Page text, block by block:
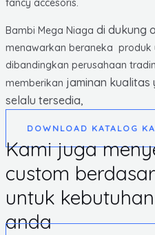
fancy accesoris.
Bambi Mega Niaga di dukung
menawarkan beraneka produk
dibandingkan perusahaan
memberikan jaminan kualitas
selalu tersedia,
DOWNLOAD KATALOG
Kami juga
custom
untuk
anda